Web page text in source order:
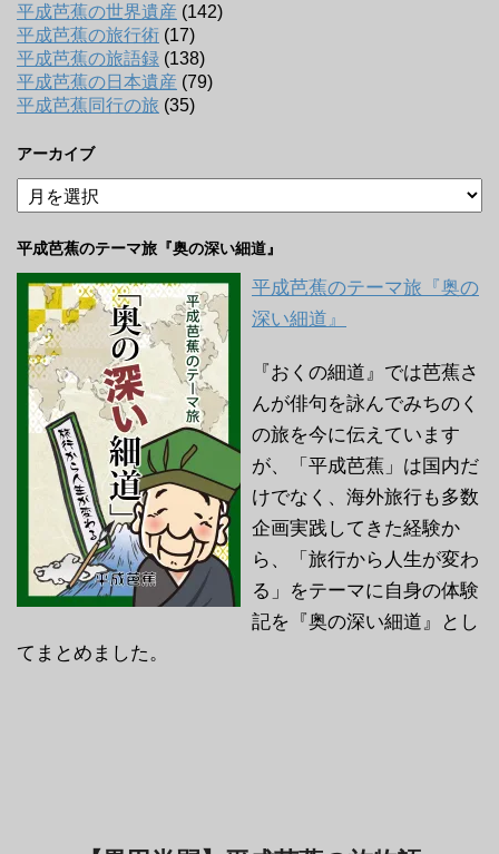
平成芭蕉の世界遺産 (142)
平成芭蕉の旅行術 (17)
平成芭蕉の旅語録 (138)
平成芭蕉の日本遺産 (79)
平成芭蕉同行の旅 (35)
アーカイブ
ア
ー
イ
ブ
平成芭蕉のテーマ旅『奥の深い細道』
平成芭蕉のテーマ旅『奥の
深い細道』
『おくの細道』では芭蕉さ
んが俳句を詠んでみちのく
の旅を今に伝えています
が、「平成芭蕉」は国内だ
けでなく、海外旅行も多数
企画実践してきた経験か
ら、「旅行から人生が変わ
る」をテーマに自身の体験
記を『奥の深い細道』とし
てまとめました。